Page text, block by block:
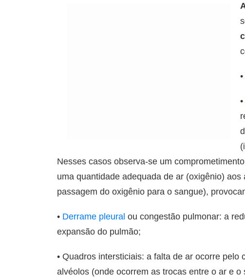
•
•
Nesses casos observa-se um
uma quantidade adequada de ar (oxigênio)
passagem do oxigênio para o sangue),
• Derrame pleural ou congestão pulmonar: a
expansão do pulmão;
• Quadros intersticiais: a falta de ar ocorre
alvéolos (onde ocorrem as trocas entre o ar e